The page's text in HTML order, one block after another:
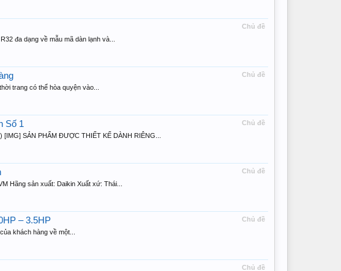
Chủ đề
đa dạng về mẫu mã dàn lạnh và...
Chủ đề
trang có thể hòa quyện vào...
Chủ đề
Số 1
SẢN PHẨM ĐƯỢC THIẾT KẾ DÀNH RIÊNG...
Chủ đề
Hãng sản xuất: Daikin Xuất xứ: Thái...
Chủ đề
– 3.5HP
khách hàng về một...
Chủ đề